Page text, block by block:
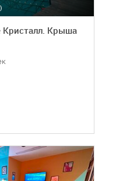
Кристалл. Крыша